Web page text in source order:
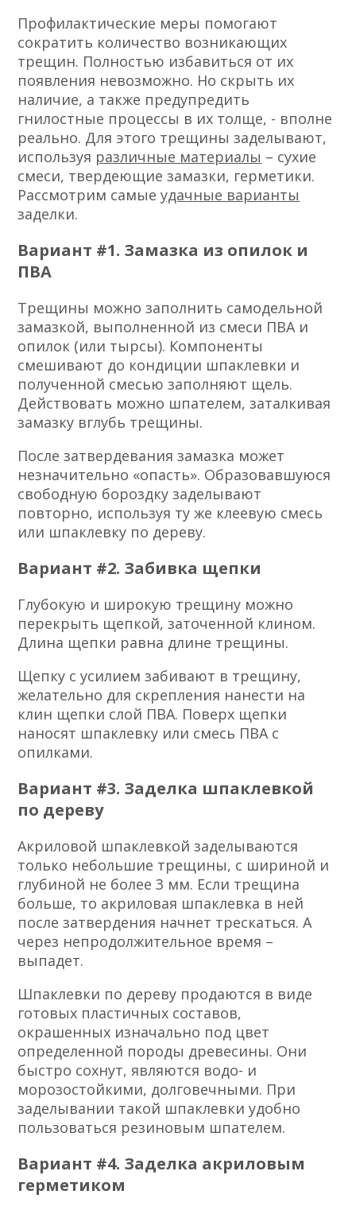
Профилактические меры помогают
сократить количество возникающих
трещин. Полностью избавиться от их
появления невозможно. Но скрыть их
наличие, а также предупредить
гнилостные процессы в их толще, - вполне
реально. Для этого трещины заделывают,
используя различные материалы – сухие
смеси, твердеющие замазки, герметики.
Рассмотрим самыеудачные варианты
заделки.
Вариант #1. Замазка из опилок и
ПВА
Трещины можно заполнить самодельной
замазкой, выполненной из смеси ПВА и
опилок (или тырсы). Компоненты
смешивают до кондиции шпаклевки и
полученной смесью заполняют щель.
Действовать можно шпателем, заталкивая
замазку вглубь трещины.
После затвердевания замазка может
незначительно «опасть». Образовавшуюся
свободную бороздку заделывают
повторно, используя ту же клеевую смесь
или шпаклевку по дереву.
Вариант #2. Забивка щепки
Глубокую и широкую трещину можно
перекрыть щепкой, заточенной клином.
Длина щепки равна длине трещины.
Щепку с усилием забивают в трещину,
желательно для скрепления нанести на
клин щепки слой ПВА. Поверх щепки
наносят шпаклевку или смесь ПВА с
опилками.
Вариант #3. Заделка шпаклевкой
по дереву
Акриловой шпаклевкой заделываются
только небольшие трещины, с шириной и
глубиной не более 3 мм. Если трещина
больше, то акриловая шпаклевка в ней
после затвердения начнет трескаться. А
через непродолжительное время –
выпадет.
Шпаклевки по дереву продаются в виде
готовых пластичных составов,
окрашенных изначально под цвет
определенной породы древесины. Они
быстро сохнут, являются водо- и
морозостойкими, долговечными. При
заделывании такой шпаклевки удобно
пользоваться резиновым шпателем.
Вариант #4. Заделка акриловым
герметиком